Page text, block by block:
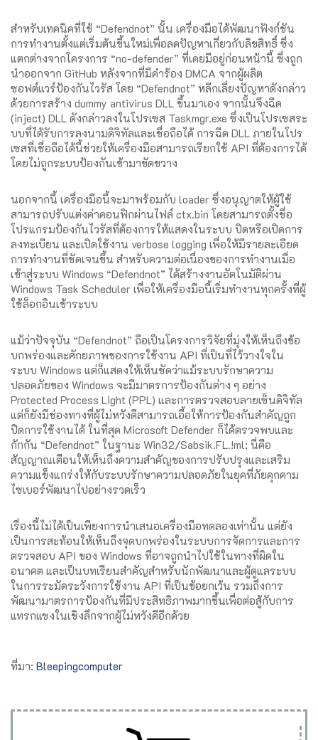
สำหรับเทคนิคที่ใช้ “Defendnot” นั้น เครื่องมือได้พัฒนาฟังก์ชัน
การทำงานตั้งแต่เริ่มต้นขึ้นใหม่เพื่อลดปัญหาเกี่ยวกับลิขสิทธิ์ ซึ่ง
แตกต่างจากโครงการ “no-defender” ที่เคยมีอยู่ก่อนหน้านี้ ซึ่งถูก
นำออกจาก GitHub หลังจากที่มีคำร้อง DMCA จากผู้ผลิต
ซอฟต์แวร์ป้องกันไวรัส โดย “Defendnot” หลีกเลี่ยงปัญหาดังกล่าว
ด้วยการสร้าง dummy antivirus DLL ขึ้นมาเอง จากนั้นจึงฉีด
(inject) DLL ดังกล่าวลงในโปรเซส Taskmgr.exe ซึ่งเป็นโปรเซสระ
บบที่ได้รับการลงนามดิจิทัลและเชื่อถือได้ การฉีด DLL ภายในโปร
เซสที่เชื่อถือได้นี้ช่วยให้เครื่องมือสามารถเรียกใช้ API ที่ต้องการได้
โดยไม่ถูกระบบป้องกันเข้ามาขัดขวาง
นอกจากนี้ เครื่องมือนี้จะมาพร้อมกับ loader ซึ่งอนุญาตให้ผู้ใช้
สามารถปรับแต่งค่าคอนฟิกผ่านไฟล์ ctx.bin โดยสามารถตั้งชื่อ
โปรแกรมป้องกันไวรัสที่ต้องการให้แสดงในระบบ ปิดหรือเปิดการ
ลงทะเบียน และเปิดใช้งาน verbose logging เพื่อให้มีรายละเอียด
การทำงานที่ชัดเจนขึ้น สำหรับความต่อเนื่องของการทำงานเมื่อ
เข้าสู่ระบบ Windows “Defendnot” ได้สร้างงานอัตโนมัติผ่าน
Windows Task Scheduler เพื่อให้เครื่องมือนี้เริ่มทำงานทุกครั้งที่ผู้
ใช้ล็อกอินเข้าระบบ
แม้ว่าปัจจุบัน “Defendnot” ถือเป็นโครงการวิจัยที่มุ่งให้เห็นถึงข้อ
บกพร่องและศักยภาพของการใช้งาน API ที่เป็นที่ไว้วางใจใน
ระบบ Windows แต่ก็แสดงให้เห็นชัดว่าแม้ระบบรักษาความ
ปลอดภัยของ Windows จะมีมาตรการป้องกันต่าง ๆ อย่าง
Protected Process Light (PPL) และการตรวจสอบลายเซ็นดิจิทัล
แต่ก็ยังมีช่องทางที่ผู้ไม่หวังดีสามารถเอื้อให้การป้องกันสำคัญถูก
ปิดการใช้งานได้ ในที่สุด Microsoft Defender ก็ได้ตรวจพบและ
กักกัน “Defendnot” ในฐานะ Win32/Sabsik.FL.!ml; นี่คือ
สัญญาณเตือนให้เห็นถึงความสำคัญของการปรับปรุงและเสริม
ความแข็งแกร่งให้กับระบบรักษาความปลอดภัยในยุคที่ภัยคุกคาม
ไซเบอร์พัฒนาไปอย่างรวดเร็ว
เรื่องนี้ไม่ได้เป็นเพียงการนำเสนอเครื่องมือทดลองเท่านั้น แต่ยัง
เป็นการสะท้อนให้เห็นถึงจุดบกพร่องในระบบการจัดการและการ
ตรวจสอบ API ของ Windows ที่อาจถูกนำไปใช้ในทางที่ผิดใน
อนาคต และเป็นบทเรียนสำคัญสำหรับนักพัฒนาและผู้ดูแลระบบ
ในการระมัดระวังการใช้งาน API ที่เป็นข้อยกเว้น รวมถึงการ
พัฒนามาตรการป้องกันที่มีประสิทธิภาพมากขึ้นเพื่อต่อสู้กับการ
แทรกแซงในเชิงลึกจากผู้ไม่หวังดีอีกด้วย
ที่มา: Bleepingcomputer